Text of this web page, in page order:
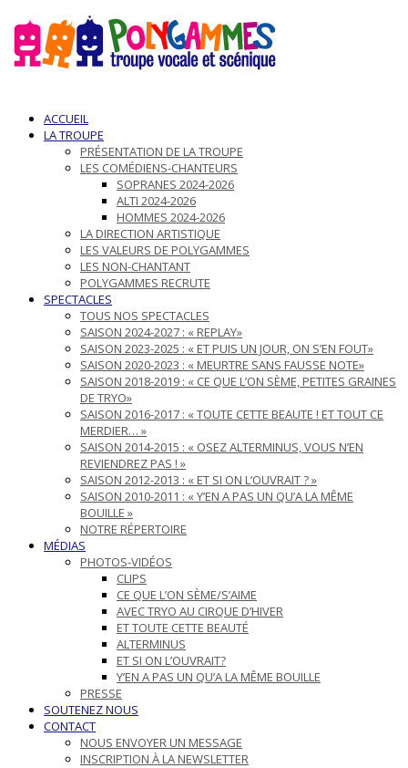
ACCUEIL
LA TROUPE
PRÉSENTATION DE LA TROUPE
LES COMÉDIENS-CHANTEURS
SOPRANES 2024-2026
ALTI 2024-2026
HOMMES 2024-2026
LA DIRECTION ARTISTIQUE
LES VALEURS DE POLYGAMMES
LES NON-CHANTANT
POLYGAMMES RECRUTE
SPECTACLES
TOUS NOS SPECTACLES
SAISON 2024-2027 : « REPLAY»
SAISON 2023-2025 : « ET PUIS UN JOUR, ON S’EN FOUT»
SAISON 2020-2023 : « MEURTRE SANS FAUSSE NOTE»
SAISON 2018-2019 : « CE QUE L’ON SÈME, PETITES GRAINES
DE TRYO»
SAISON 2016-2017 : « TOUTE CETTE BEAUTE ! ET TOUT CE
MERDIER… »
SAISON 2014-2015 : « OSEZ ALTERMINUS, VOUS N’EN
REVIENDREZ PAS ! »
SAISON 2012-2013 : « ET SI ON L’OUVRAIT ? »
SAISON 2010-2011 : « Y’EN A PAS UN QU’A LA MÊME
BOUILLE »
NOTRE RÉPERTOIRE
MÉDIAS
PHOTOS-VIDÉOS
CLIPS
CE QUE L’ON SÈME/S’AIME
AVEC TRYO AU CIRQUE D’HIVER
ET TOUTE CETTE BEAUTÉ
ALTERMINUS
ET SI ON L’OUVRAIT?
Y’EN A PAS UN QU’A LA MÊME BOUILLE
PRESSE
SOUTENEZ NOUS
CONTACT
NOUS ENVOYER UN MESSAGE
INSCRIPTION À LA NEWSLETTER